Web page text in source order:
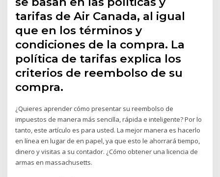
tarifas de Air Canada, al igual
que en los términos y
condiciones de la compra. La
política de tarifas explica los
criterios de reembolso de su
compra.
¿Quieres aprender cómo presentar su reembolso de
impuestos de manera más sencilla, rápida e inteligente? Por lo
tanto, este artículo es para usted. La mejor manera es hacerlo
en línea en lugar de en papel, ya que esto le ahorrará tiempo,
dinero y visitas a su contador. ¿Cómo obtener una licencia de
armas en massachusetts.